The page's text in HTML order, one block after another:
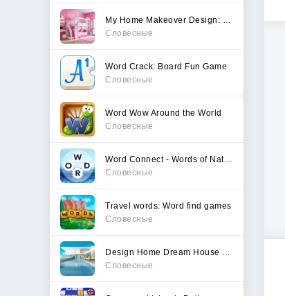
Словесные
Word Crack: Board Fun Game
Словесные
Word Wow Around the World
Словесные
Word Connect - Words of Nature
Словесные
Travel words: Word find games
Словесные
Словесные